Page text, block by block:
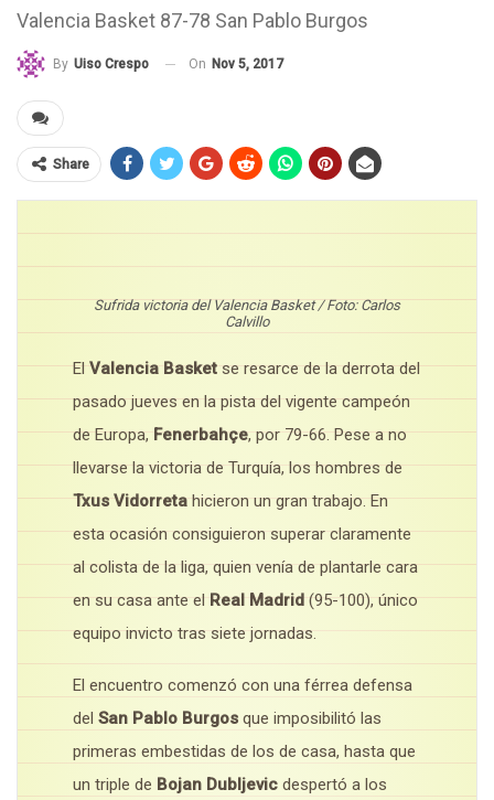
Valencia Basket 87-78 San Pablo Burgos
By Uiso Crespo On Nov 5, 2017
Share
Sufrida victoria del Valencia Basket / Foto: Carlos
Calvillo
ElValencia Basket se resarce de la derrota del
pasado jueves en la pista del vigente campeón
de Europa, Fenerbahçe, por 79-66. Pese a no
llevarse la victoria de Turquía, los hombres de
Txus Vidorreta hicieron un gran trabajo. En
esta ocasión consiguieron superar claramente
al colista de la liga, quien venía de plantarle cara
en su casa ante el
Real Madrid (95-100), único
equipo invicto tras siete jornadas.
El encuentro comenzó con una férrea defensa
del San Pablo Burgos que imposibilitó las
primeras embestidas de los de casa, hasta que
un triple de Bojan Dubljevic despertó a los